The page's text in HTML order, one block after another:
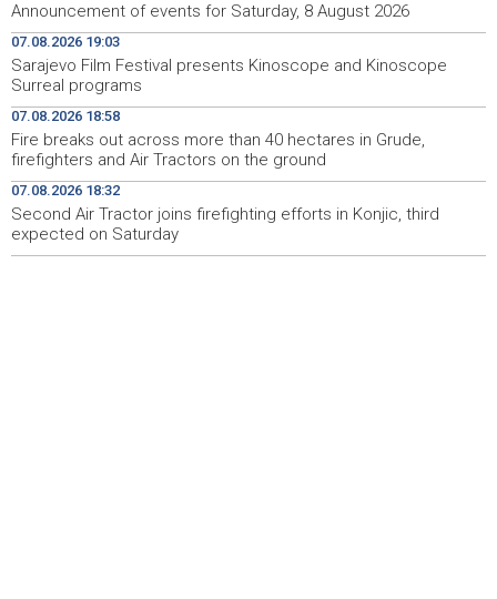
Normalizovan saobraćaj na dionici puta Stolac–Neum,
kod mjesta Udora, nakon nezgode
13:15
Vučić i Zelenski u Beogradu: Srbija podržava teritorijalni
integritet Ukrajine
13:02
Na magistralnoj cesti Stolac-Neum, kod mjesta Udora,
naizmjenično propuštanje vozila, jednom trakom
12:59
Više od 500 učesnika na Drinskoj regati od Modrana do
Goražda
Announcement of events for Saturday, 8 August 2026
07.08.2026 19:03
Sarajevo Film Festival presents Kinoscope and Kinoscope
Surreal programs
07.08.2026 18:58
Fire breaks out across more than 40 hectares in Grude,
firefighters and Air Tractors on the ground
07.08.2026 18:32
Second Air Tractor joins firefighting efforts in Konjic, third
expected on Saturday